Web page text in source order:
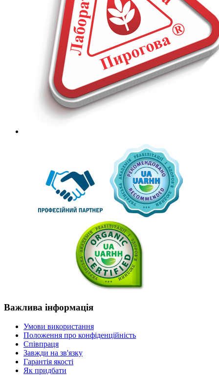
Важлива інформація
Умови використання
Положення про конфіденційність
Співпраця
Завжди на зв'язку
Гарантія якості
Як придбати